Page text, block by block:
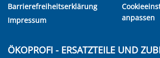
Barrierefreiheitserklärung
Impressum
anpassen
ÖKOPROFI - ERSATZTEILE UND